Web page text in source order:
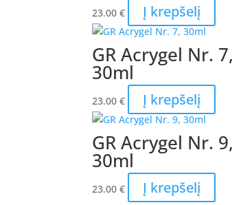
23.00€ Į krepšelį
GR Acrygel Nr. 7,
30ml
23.00€ Į krepšelį
GR Acrygel Nr. 9,
30ml
23.00€ Į krepšelį